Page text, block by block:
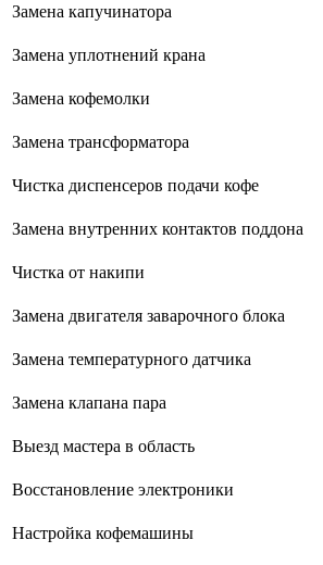
Замена капучинатора
Замена уплотнений крана
Замена кофемолки
Замена трансформатора
Чистка диспенсеров подачи кофе
Замена внутренних контактов поддона
Чистка от накипи
Замена двигателя заварочного блока
Замена температурного датчика
Замена клапана пара
Выезд мастера в область
Восстановление электроники
Настройка кофемашины